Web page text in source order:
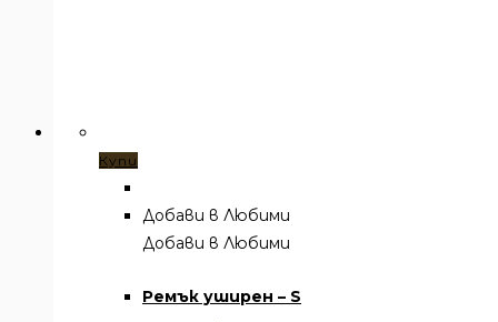
Купи
Добави в Любими
Добави в Любими
Ремък уширен – S